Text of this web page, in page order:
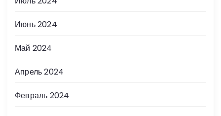
Июнь 2024
Май 2024
Апрель 2024
Февраль 2024